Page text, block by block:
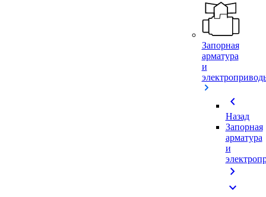
Запорная
арматура
и
chevron_left
Назад
Запорная
арматура
и
chevron_right
expand_more